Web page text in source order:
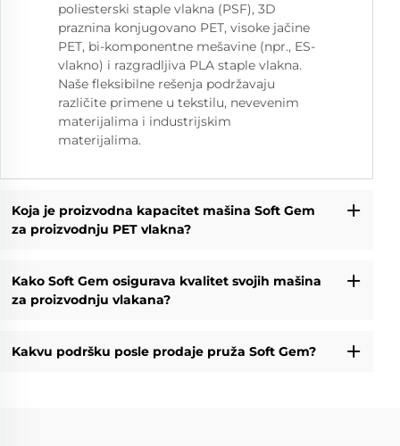
poliesterski staple vlakna (PSF), 3D
praznina konjugovano PET, visoke jačine
PET, bi-komponentne mešavine (npr., ES-
vlakno) i razgradljiva PLA staple vlakna.
Naše fleksibilne rešenja podržavaju
različite primene u tekstilu, nevevenim
materijalima i industrijskim
materijalima.
Koja je proizvodna kapacitet mašina Soft Gem
za proizvodnju PET vlakna?
Kako Soft Gem osigurava kvalitet svojih mašina
za proizvodnju vlakana?
Kakvu podršku posle prodaje pruža Soft Gem?